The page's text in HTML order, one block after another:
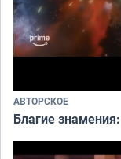
АВТОРСКОЕ
Благие